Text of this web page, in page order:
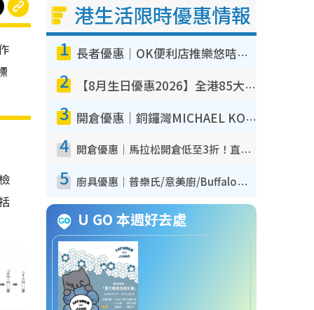
港生活限時優惠情報
1 長者優惠｜OK便利店推樂悠咭優惠！買麵包/牛奶/保健品拍卡即減
2 【8月生日優惠2026】全港85大食買玩著數攻略 自助餐/火鍋放題同行免費＋誠品/DONKI送現金券
3 開倉優惠｜銅鑼灣MICHAEL KORS開倉低至17折！直擊$500起買手袋/銀包/鞋款 必買經典Jet Set系列
4 開倉優惠｜馬拉松開倉低至3折！直擊$99起買adidas／New Balance／Puma鞋款 STANLEY保溫杯劈價至$119起
5 廚具優惠｜普樂氏/意美廚/Buffalo廚具低至3折！$89起買煎鍋／炒鑊／個人鍋 同場小家電激減至$99起
U GO 本週好去處